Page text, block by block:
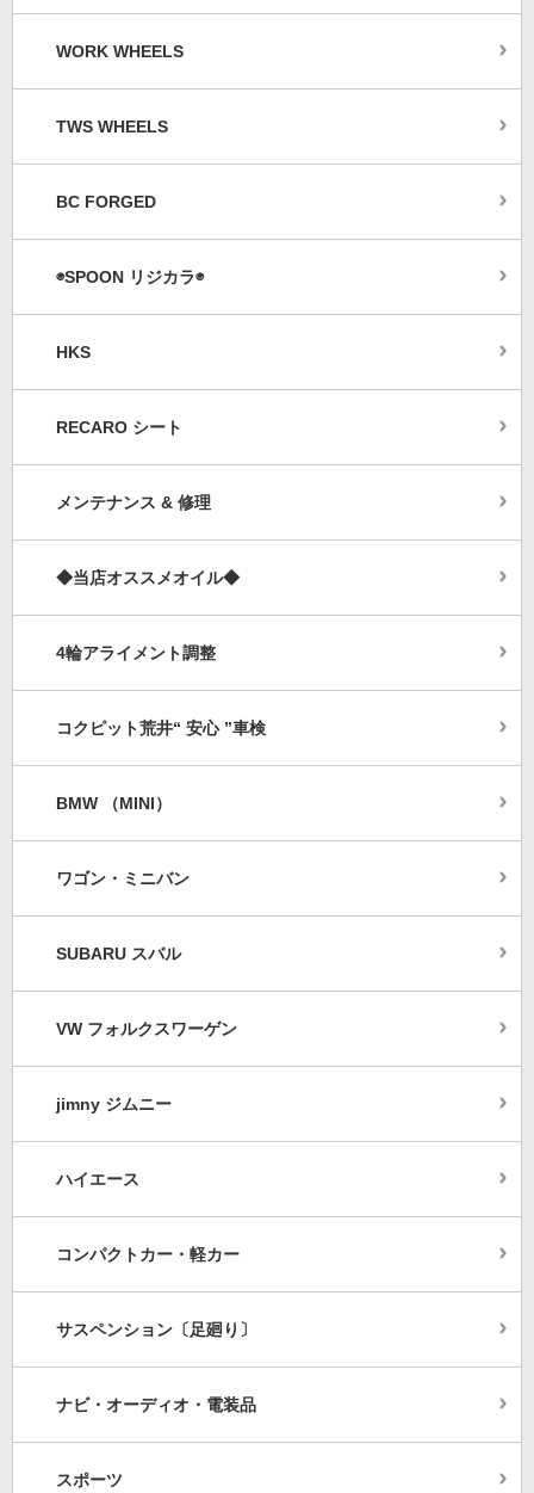
WORK WHEELS
TWS WHEELS
BC FORGED
◉SPOON リジカラ◉
HKS
RECARO シート
メンテナンス & 修理
◆当店オススメオイル◆
4輪アライメント調整
コクピット荒井“ 安心 ”車検
BMW （MINI）
ワゴン・ミニバン
SUBARU スバル
VW フォルクスワーゲン
jimny ジムニー
ハイエース
コンパクトカー・軽カー
サスペンション〔足廻り〕
ナビ・オーディオ・電装品
スポーツ